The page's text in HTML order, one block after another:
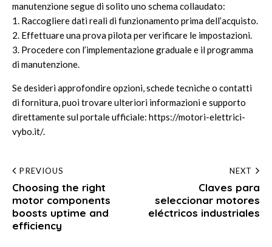
manutenzione segue di solito uno schema collaudato:
1. Raccogliere dati reali di funzionamento prima dell’acquisto.
2. Effettuare una prova pilota per verificare le impostazioni.
3. Procedere con l’implementazione graduale e il programma
di manutenzione.
Se desideri approfondire opzioni, schede tecniche o contatti
di fornitura, puoi trovare ulteriori informazioni e supporto
direttamente sul portale ufficiale: https://motori-elettrici-
vybo.it/.
Post
navigation
PREVIOUS
Choosing the right
motor components
boosts uptime and
efficiency
NEXT
Claves para
seleccionar motores
eléctricos industriales